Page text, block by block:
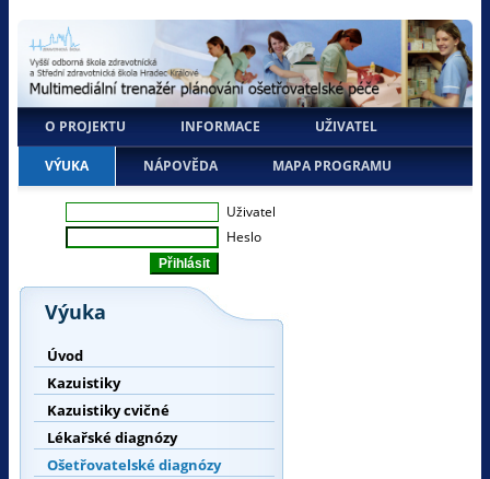
O PROJEKTU INFORMACE UŽIVATEL
VÝUKA NÁPOVĚDA MAPA PROGRAMU
Uživatel
Heslo
Výuka
Úvod
Kazuistiky
Kazuistiky cvičné
Lékařské diagnózy
Ošetřovatelské diagnózy